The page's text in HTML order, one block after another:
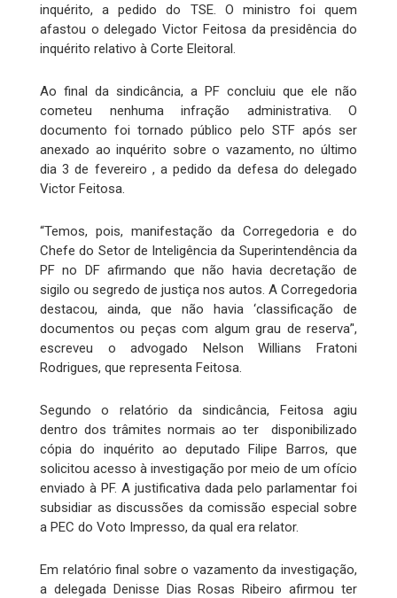
inquérito, a pedido do TSE. O ministro foi quem
afastou o delegado Victor Feitosa da presidência do
inquérito relativo à Corte Eleitoral.
Ao final da sindicância, a PF concluiu que ele não
cometeu nenhuma infração administrativa. O
documento foi tornado público pelo STF após ser
anexado ao inquérito sobre o vazamento, no último
dia 3 de fevereiro , a pedido da defesa do delegado
Victor Feitosa.
“Temos, pois, manifestação da Corregedoria e do
Chefe do Setor de Inteligência da Superintendência da
PF no DF afirmando que não havia decretação de
sigilo ou segredo de justiça nos autos. A Corregedoria
destacou, ainda, que não havia ‘classificação de
documentos ou peças com algum grau de reserva’',
escreveu o advogado Nelson Willians Fratoni
Rodrigues, que representa Feitosa.
Segundo o relatório da sindicância, Feitosa agiu
dentro dos trâmites normais ao ter disponibilizado
cópia do inquérito ao deputado Filipe Barros, que
solicitou acesso à investigação por meio de um ofício
enviado à PF. A justificativa dada pelo parlamentar foi
subsidiar as discussões da comissão especial sobre
a PEC do Voto Impresso, da qual era relator.
Em relatório final sobre o vazamento da investigação,
a delegada Denisse Dias Rosas Ribeiro afirmou ter